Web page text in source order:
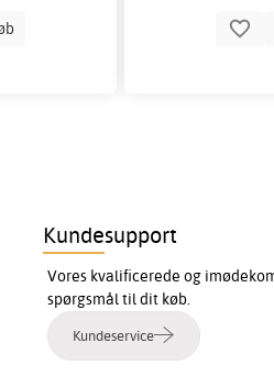
Kundesupport
Vores kvalificerede og
spørgsmål til dit køb.
Kundeservice